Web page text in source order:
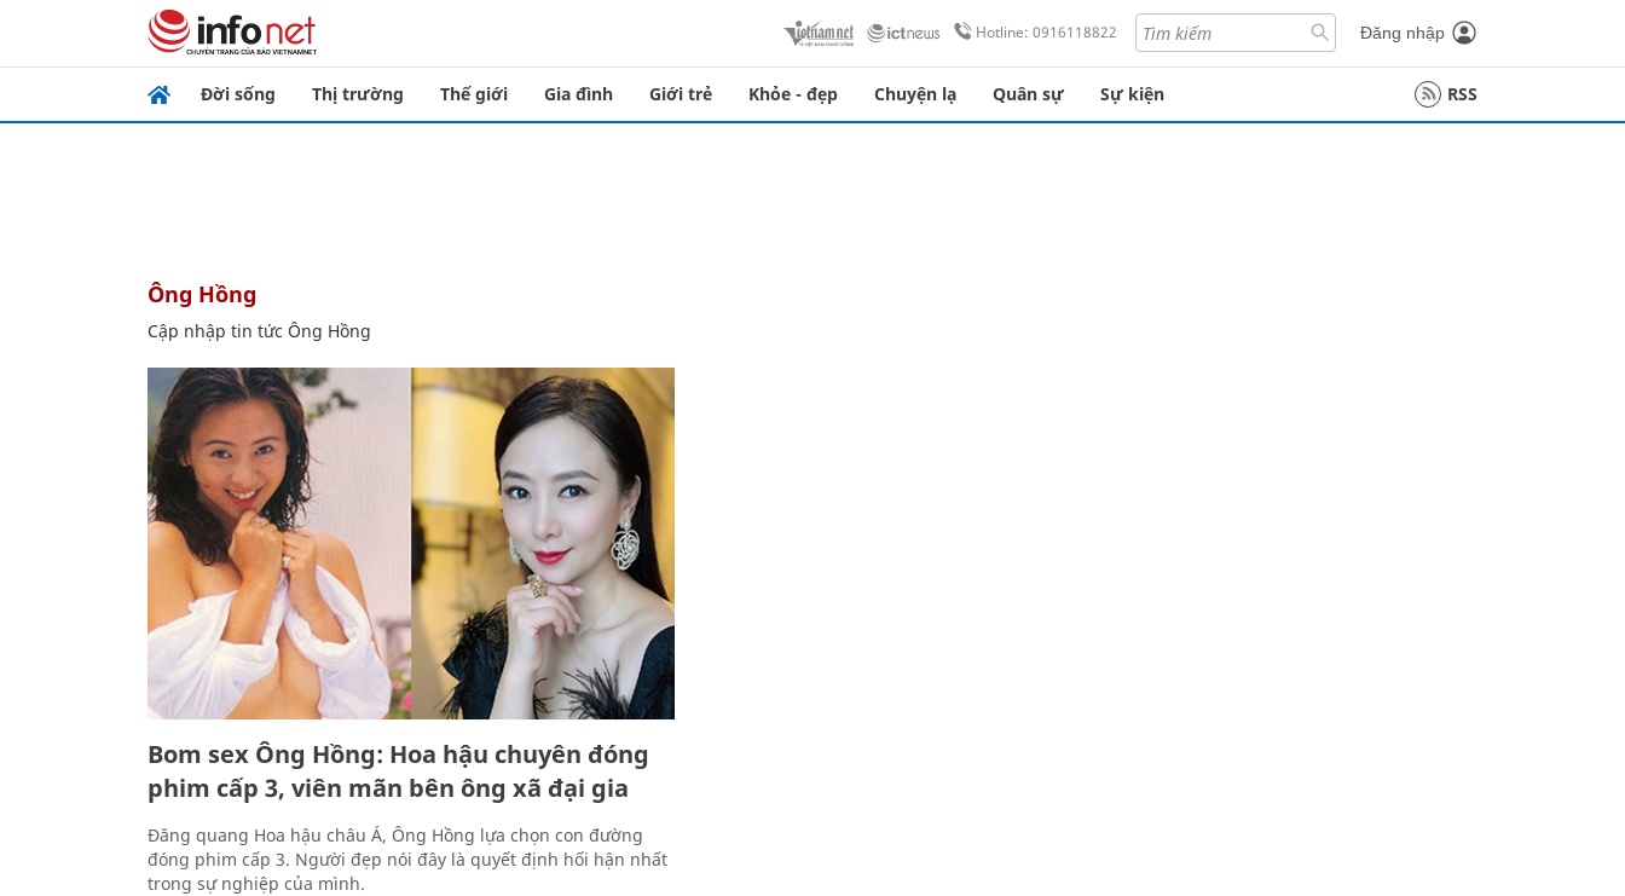
Hotline: 0916118822 Đăng nhập
Đời sống Thị trường Thế giới Gia đình Giới trẻ Khỏe - đẹp Chuyện lạ Quân sự Sự kiện RSS
Ông Hồng
Cập nhập tin tức Ông Hồng
Bom sex Ông Hồng: Hoa hậu chuyên đóng
phim cấp 3, viên mãn bên ông xã đại gia
Đăng quang Hoa hậu châu Á, Ông Hồng lựa chọn con đường
đóng phim cấp 3. Người đẹp nói đây là quyết định hối hận nhất
trong sự nghiệp của mình.